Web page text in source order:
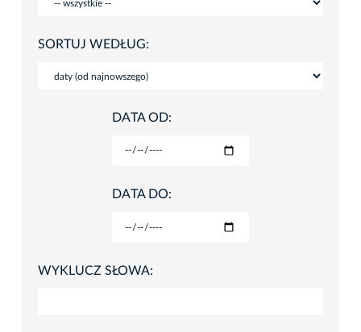
SORTUJ WEDŁUG:
DATA OD:
DATA DO:
WYKLUCZ SŁOWA: